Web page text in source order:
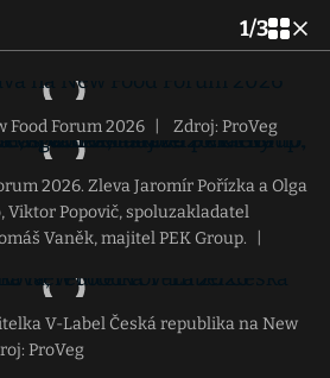
1/3
Food Forum 2026 Zdroj: ProVeg
2026. Zleva Jaromír Pořízka a Olga
Viktor Popovič, spoluzakladatel
Vaněk, majitel PEK Group.
V-Label Česká republika na New
ProVeg